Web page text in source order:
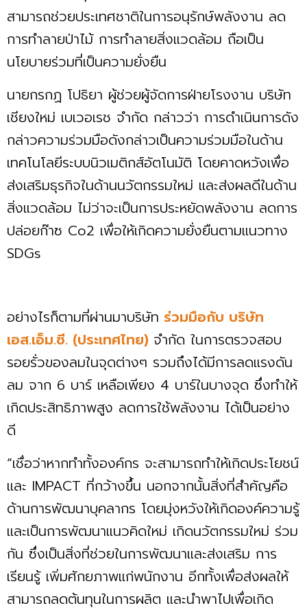
สามารถช่วยประเทศชาติในการอนุรักษ์พลังงาน ลด
การทำลายป่าไม้ การทำลายสิ่งแวดล้อม ถือเป็น
นโยบายร่วมที่เป็นความยั่งยืน
นายกรกฏ โปธิยา ผู้ช่วยผู้จัดการฝ่ายโรงงาน บริษัท
เชียงใหม่ เบเวอเรช จํากัด กล่าวว่า การดำเนินการดัง
กล่าวความร่วมมือดังกล่าวเป็นความร่วมมือในด้าน
เทคโนโลยีระบบนิวเมติกส์อัตโนมัติ โดยคาดหวังเพื่อ
ส่งเสริมธุรกิจในด้านนวัตกรรมใหม่ และส่งผลดีในด้าน
สิ่งแวดล้อม ไม่ว่าจะเป็นการประหยัดพลังงาน ลดการ
ปล่อยก๊าซ Co2 เพื่อให้เกิดความยั่งยืนตามแนวทาง
SDGs
อย่างไรก็ตามที่ผ่านมาบริษัท ร่วมมือกับ บริษัท
เอส.เอ็ม.ซี. (ประเทศไทย) จำกัด ในการตรวจสอบ
รอยรั่วของลมในจุดต่างๆ รวมถึงได้มีการลดแรงดัน
ลม จาก 6 บาร์ เหลือเพียง 4 บาร์ในบางจุด ซึ่งทำให้
เกิดประสิทธิภาพสูง ลดการใช้พลังงาน ได้เป็นอย่าง
ดี
“เชื่อว่าหากทำทั้งองค์กร จะสามารถทำให้เกิดประโยชน์
และ IMPACT ที่กว้างขึ้น นอกจากนั้นสิ่งที่สำคัญคือ
ด้านการพัฒนาบุคลากร โดยมุ่งหวังให้เกิดองค์ความรู้
และเป็นการพัฒนาแนวคิดใหม่ เกิดนวัตกรรมใหม่ ร่วม
กัน ซึ่งเป็นสิ่งที่ช่วยในการพัฒนาและส่งเสริม การ
เรียนรู้ เพิ่มศักยภาพแก่พนักงาน อีกทั้งเพื่อส่งผลให้
สามารถลดต้นทุนในการผลิต และนำพาไปเพื่อเกิด